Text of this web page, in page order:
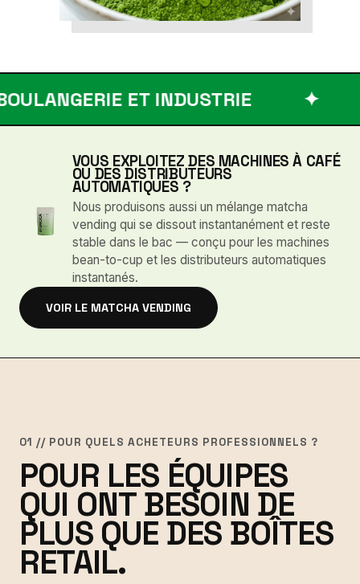
ET INDUSTRIE
VOUS EXPLOITEZ DES MACHINES À CAFÉ
OU DES DISTRIBUTEURS
AUTOMATIQUES ?
Nous produisons aussi un mélange matcha
vending qui se dissout instantanément et reste
stable dans le bac — conçu pour les machines
bean-to-cup et les distributeurs automatiques
instantanés.
VOIR LE MATCHA VENDING
01 // POUR QUELS ACHETEURS PROFESSIONNELS ?
POUR LES ÉQUIPES
QUI ONT BESOIN DE
PLUS QUE DES BOÎTES
RETAIL.